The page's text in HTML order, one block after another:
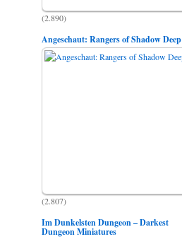
(2.890)
Angeschaut: Rangers of Shadow Deep
(2.807)
Im Dunkelsten Dungeon – Darkest
Dungeon Miniatures